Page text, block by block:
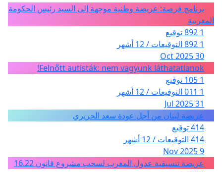
برنامج فرصة: عريضة وطنية موجهة إلى السيد رئيس الحكومة
المغربية
1 892 توقيع
1 892 التوقيعات / 12 أشهر
30 Oct 2025
Felnőtt autisták: nem vagyunk láthatatlanok!
1 105 توقيع
1 011 التوقيعات / 12 أشهر
31 Jul 2025
عريضة لبنان من أجل عودة سعد الحريري
414 توقيع
414 التوقيعات / 12 أشهر
9 Nov 2025
عريضة تنسيقية عدول المغرب لسحب مشروع قانون 16.22